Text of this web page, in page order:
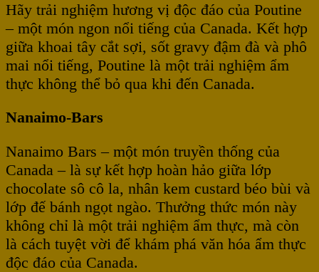
Hãy trải nghiệm hương vị độc đáo của Poutine
– một món ngon nổi tiếng của Canada. Kết hợp
giữa khoai tây cắt sợi, sốt gravy đậm đà và phô
mai nổi tiếng, Poutine là một trải nghiệm ẩm
thực không thể bỏ qua khi đến Canada.
Nanaimo-Bars
Nanaimo Bars – một món truyền thống của
Canada – là sự kết hợp hoàn hảo giữa lớp
chocolate sô cô la, nhân kem custard béo bùi và
lớp đế bánh ngọt ngào. Thưởng thức món này
không chỉ là một trải nghiệm ẩm thực, mà còn
là cách tuyệt vời để khám phá văn hóa ẩm thực
độc đáo của Canada.